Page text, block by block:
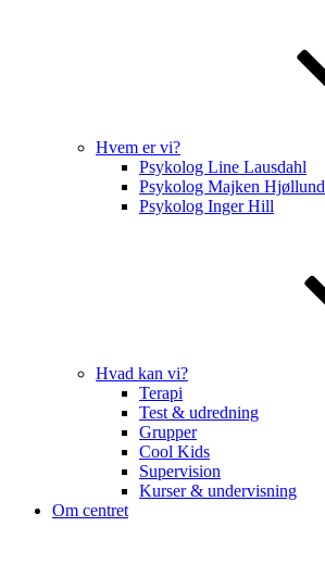
Hvem er vi?
Psykolog Line Lausdahl
Psykolog Majken Hjøllund
Psykolog Inger Hill
Hvad kan vi?
Terapi
Test & udredning
Grupper
Cool Kids
Supervision
Kurser & undervisning
Om centret